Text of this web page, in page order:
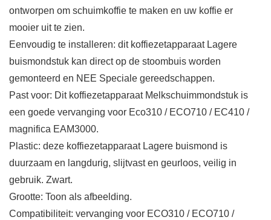
ontworpen om schuimkoffie te maken en uw koffie er
mooier uit te zien.
Eenvoudig te installeren: dit koffiezetapparaat Lagere
buismondstuk kan direct op de stoombuis worden
gemonteerd en NEE Speciale gereedschappen.
Past voor: Dit koffiezetapparaat Melkschuimmondstuk is
een goede vervanging voor Eco310 / ECO710 / EC410 /
magnifica EAM3000.
Plastic: deze koffiezetapparaat Lagere buismond is
duurzaam en langdurig, slijtvast en geurloos, veilig in
gebruik. Zwart.
Grootte: Toon als afbeelding.
Compatibiliteit: vervanging voor ECO310 / ECO710 /